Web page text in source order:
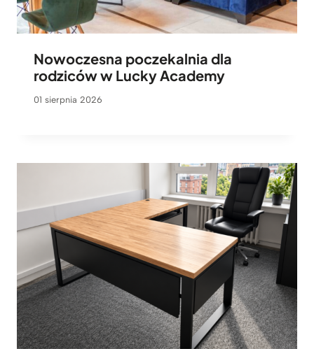
Nowoczesna poczekalnia dla
rodziców w Lucky Academy
01 sierpnia 2026